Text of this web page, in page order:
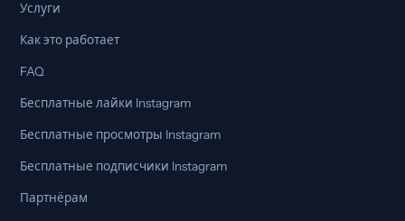
Услуги
Как это работает
FAQ
Бесплатные лайки Instagram
Бесплатные просмотры Instagram
Бесплатные подписчики Instagram
Партнёрам